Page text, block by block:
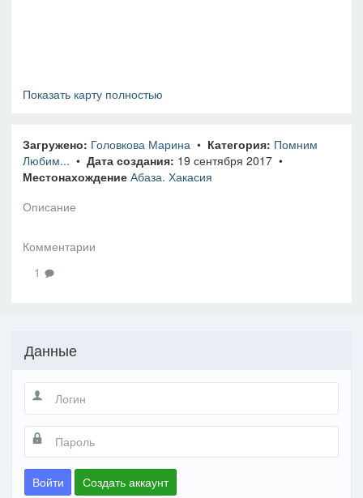
Показать карту полностью
Загружено: Головкова Марина • Категория: Помним
Любим... • Дата создания: 19 сентября 2017 •
Местонахождение Абаза. Хакасия
Описание
Комментарии
1
Данные
Войти Создать аккаунт